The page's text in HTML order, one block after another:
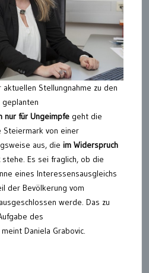
aktuellen Stellungnahme zu den
nur für Ungeimpfe geht die
von einer
aus, die im Widerspruch
stehe. Es sei fraglich, ob die
eines Interessensausgleichs
der Bevölkerung vom
werde. Das zu
des
Daniela Grabovic.